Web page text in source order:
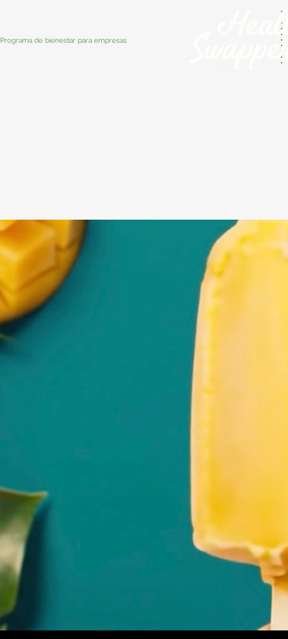
Programa de bienestar para empresas